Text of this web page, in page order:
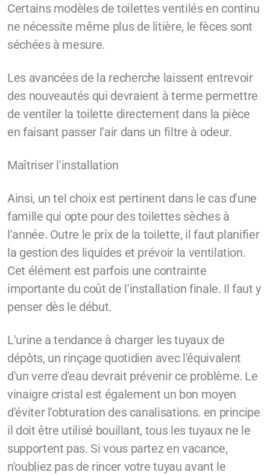
Certains modèles de toilettes ventilés en continu
ne nécessite même plus de litière, le fèces sont
séchées à mesure.
Les avancées de la recherche laissent entrevoir
des nouveautés qui devraient à terme permettre
de ventiler la toilette directement dans la pièce
en faisant passer l'air dans un filtre à odeur.
Maîtriser l'installation
Ainsi, un tel choix est pertinent dans le cas d'une
famille qui opte pour des toilettes sèches à
l'année. Outre le prix de la toilette, il faut planifier
la gestion des liquides et prévoir la ventilation.
Cet élément est parfois une contrainte
importante du coût de l'installation finale. Il faut y
penser dès le début.
L'urine a tendance à charger les tuyaux de
dépôts, un rinçage quotidien avec l'équivalent
d'un verre d'eau devrait prévenir ce problème. Le
vinaigre cristal est également un bon moyen
d'éviter l'obturation des canalisations. en principe
il doit être utilisé bouillant, tous les tuyaux ne le
supportent pas. Si vous partez en vacance,
n'oubliez pas de rincer votre tuyau avant le